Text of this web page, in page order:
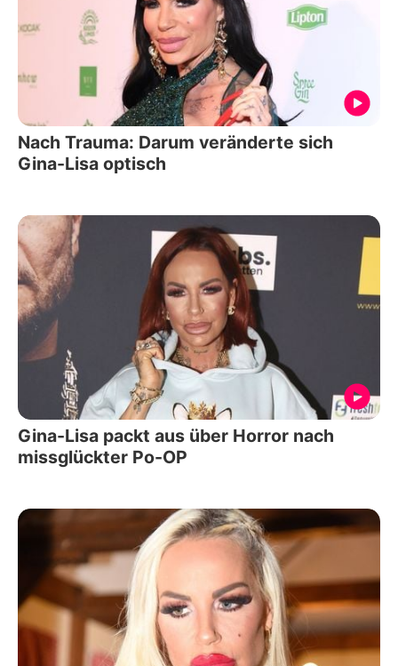
Nach Trauma: Darum veränderte sich
Gina-Lisa optisch
Gina-Lisa packt aus über Horror nach
missglückter Po-OP